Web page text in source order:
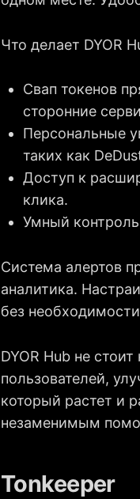
Что делает DYOR
Свап токенов
сторонние
Персональные
таких как
Доступ к
клика.
Умный
Система алертов
аналитика.
без
DYOR Hub не
пользователей,
который растет и
незаменимым
Tonkeeper